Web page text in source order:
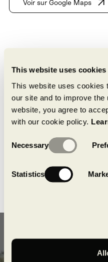
This website uses cookies
This website uses cookies
our site and to improve
website, you agree to
with our cookie policy.
Selection
Necessary
Statistics
Voir sur Google Maps
Retour aux